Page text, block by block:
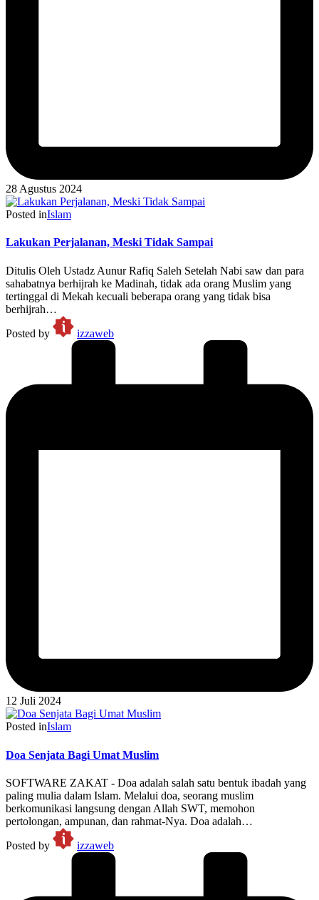
28 Agustus 2024
Posted inIslam
Lakukan Perjalanan, Meski Tidak Sampai
Ditulis Oleh Ustadz Aunur Rafiq Saleh Setelah Nabi saw dan para
sahabatnya berhijrah ke Madinah, tidak ada orang Muslim yang
tertinggal di Mekah kecuali beberapa orang yang tidak bisa
berhijrah…
Posted by
izzaweb
12 Juli 2024
Posted inIslam
Doa Senjata Bagi Umat Muslim
SOFTWARE ZAKAT - Doa adalah salah satu bentuk ibadah yang
paling mulia dalam Islam. Melalui doa, seorang muslim
berkomunikasi langsung dengan Allah SWT, memohon
pertolongan, ampunan, dan rahmat-Nya. Doa adalah…
Posted by
izzaweb